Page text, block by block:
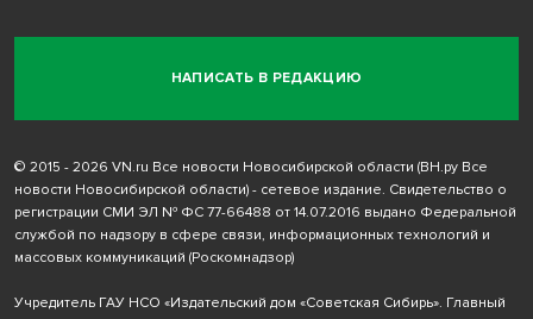
НАПИСАТЬ В РЕДАКЦИЮ
© 2015 - 2026 VN.ru Все новости Новосибирской области (ВН.ру Все
новости Новосибирской области) - сетевое издание. Свидетельство о
регистрации СМИ ЭЛ № ФС 77-66488 от 14.07.2016 выдано Федеральной
службой по надзору в сфере связи, информационных технологий и
массовых коммуникаций (Роскомнадзор)
Учредитель ГАУ НСО «Издательский дом «Советская Сибирь». Главный